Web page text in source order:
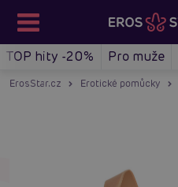
TOP hity -20% Pro muže
ErosStar.cz Erotické pomůcky